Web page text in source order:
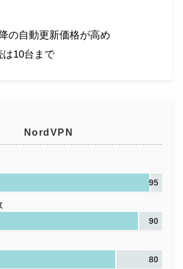
の自動更新価格が高め
は10台まで
NordVPN
95
90
80